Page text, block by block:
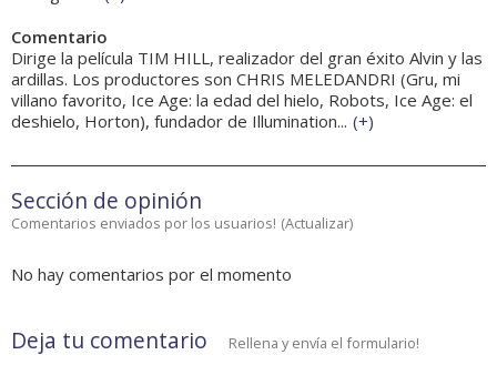
Comentario
Dirige la película TIM HILL, realizador del gran éxito Alvin y las
ardillas. Los productores son CHRIS MELEDANDRI (Gru, mi
villano favorito, Ice Age: la edad del hielo, Robots, Ice Age: el
deshielo, Horton), fundador de Illumination... (+)
Sección de opinión
Comentarios enviados por los usuarios! (Actualizar)
No hay comentarios por el momento
Deja tu comentario Rellena y envía el formulario!